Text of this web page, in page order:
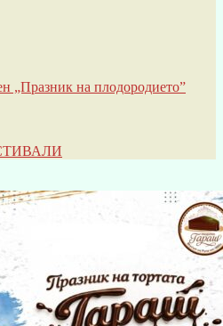
„Празник на плодородието”